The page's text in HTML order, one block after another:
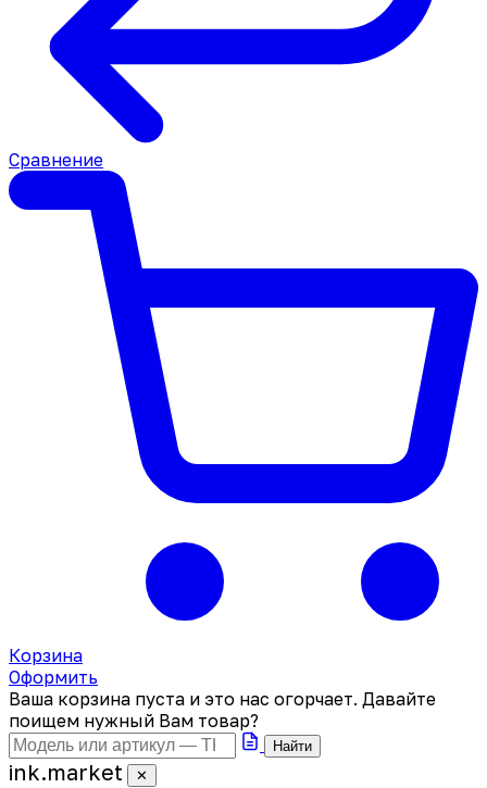
Сравнение
Корзина
Оформить
Ваша корзина пуста и это нас огорчает. Давайте
поищем нужный Вам товар?
Найти
ink.market ✕